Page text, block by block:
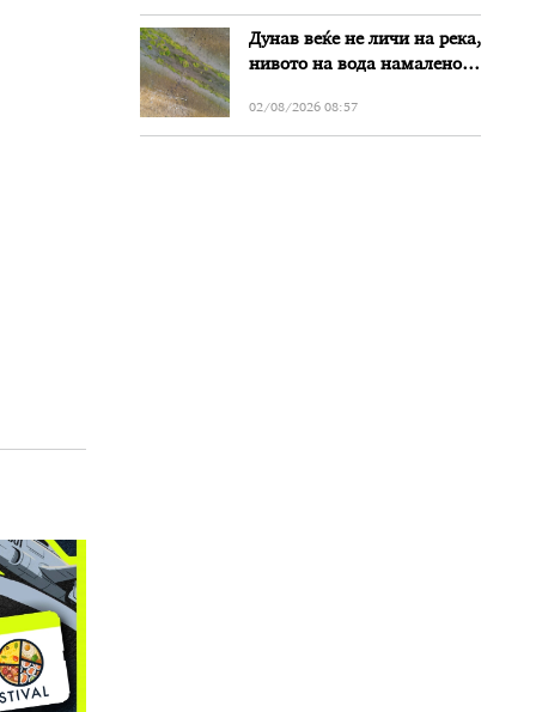
Дунав веќе не личи на река,
нивото на вода намалено
Бугарија
02/08/2026 08:57